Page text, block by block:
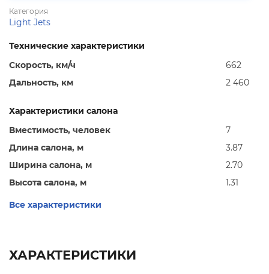
Категория
Light Jets
Технические характеристики
Скорость, км/ч
662
Дальность, км
2 460
Характеристики салона
Вместимость, человек
7
Длина салона, м
3.87
Ширина салона, м
2.70
Высота салона, м
1.31
Все характеристики
ХАРАКТЕРИСТИКИ